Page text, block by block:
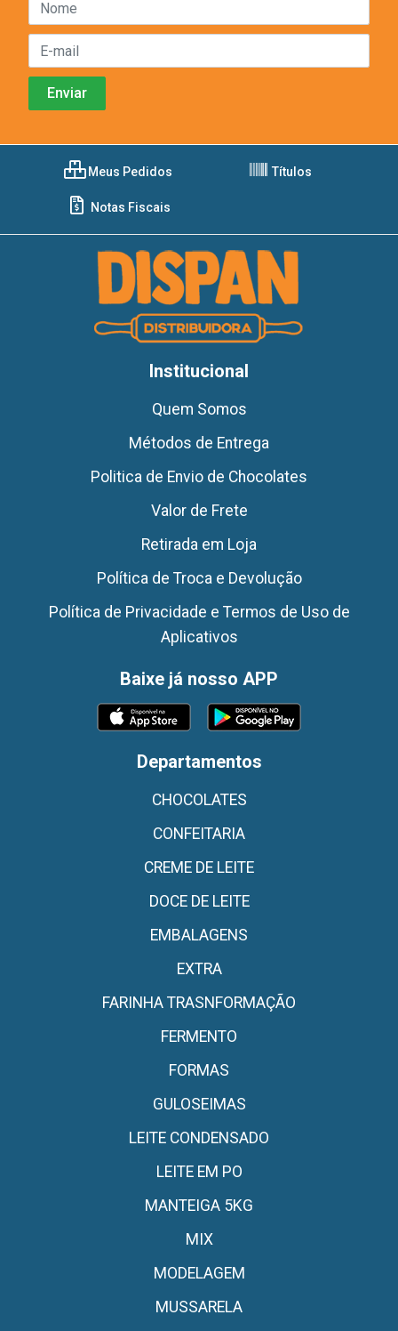
Meus Pedidos Títulos
Notas Fiscais
Institucional
Quem Somos
Métodos de Entrega
Politica de Envio de Chocolates
Valor de Frete
Retirada em Loja
Política de Troca e Devolução
Política de Privacidade e Termos de Uso de
Aplicativos
Baixe já nosso APP
Departamentos
CHOCOLATES
CONFEITARIA
CREME DE LEITE
DOCE DE LEITE
EMBALAGENS
EXTRA
FARINHA TRASNFORMAÇÃO
FERMENTO
FORMAS
GULOSEIMAS
LEITE CONDENSADO
LEITE EM PO
MANTEIGA 5KG
MIX
MODELAGEM
MUSSARELA